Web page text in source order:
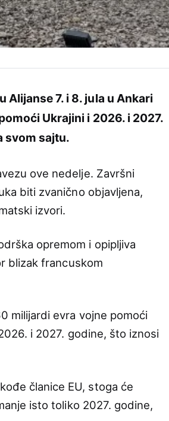
Alijanse 7. i 8. jula u Ankari
Ukrajini i 2026. i 2027.
svom sajtu.
ove nedelje. Završni
biti zvanično objavljena,
izvori.
opremom i opipljiva
blizak francuskom
milijardi evra vojne pomoći
i 2027. godine, što iznosi
članice EU, stoga će
isto toliko 2027. godine,